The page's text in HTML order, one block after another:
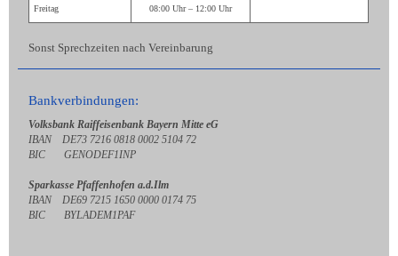
Freitag 08:00 Uhr – 12:00 Uhr
Sonst Sprechzeiten nach Vereinbarung
Bankverbindungen:
Volksbank Raiffeisenbank Bayern Mitte eG
IBAN DE73 7216 0818 0002 5104 72
BIC GENODEF1INP
Sparkasse Pfaffenhofen a.d.Ilm
IBAN DE69 7215 1650 0000 0174 75
BIC BYLADEM1PAF